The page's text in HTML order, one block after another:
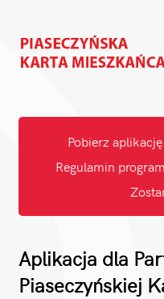
Pobierz aplikację
Regulamin
Aplikacja dla
Piaseczyńskiej